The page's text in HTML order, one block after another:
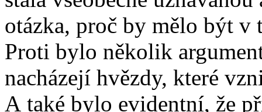
otázka, proč by mělo být v
Proti bylo několik
nacházejí hvězdy, které
A také bylo evidentní, že